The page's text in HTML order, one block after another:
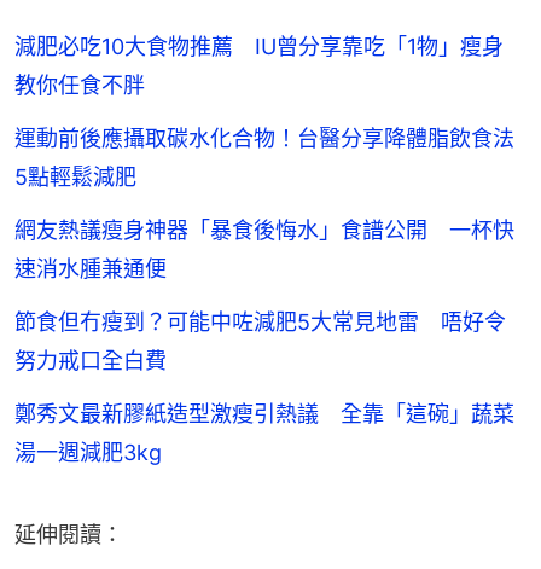
減肥必吃10大食物推薦 IU曾分享靠吃「1物」瘦身
教你任食不胖
運動前後應攝取碳水化合物！台醫分享降體脂飲食法
5點輕鬆減肥
網友熱議瘦身神器「暴食後悔水」食譜公開 一杯快
速消水腫兼通便
節食但冇瘦到？可能中咗減肥5大常見地雷 唔好令
努力戒口全白費
鄭秀文最新膠紙造型激瘦引熱議 全靠「這碗」蔬菜
湯一週減肥3kg
延伸閱讀：